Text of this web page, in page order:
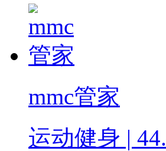
mmc管家
运动健身 |